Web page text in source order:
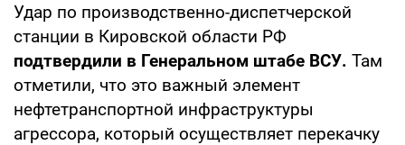
Удар по производственно-диспетчерской
станции в Кировской области РФ
подтвердили в Генеральном штабе ВСУ. Там
отметили, что это важный элемент
нефтетранспортной инфраструктуры
агрессора, который осуществляет перекачку